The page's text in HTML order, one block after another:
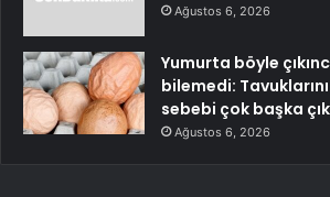
Ağustos 6, 2026
Yumurta böyle
bilemedi:
sebebi çok başka
Ağustos 6, 2026